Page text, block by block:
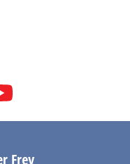
Frey